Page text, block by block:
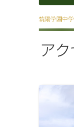
筑陽学園中